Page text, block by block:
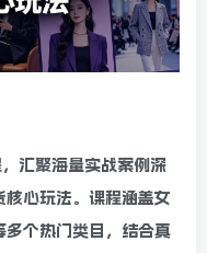
汇聚海量实战案例深
核心玩法。课程涵盖女
多个热门类目，结合真